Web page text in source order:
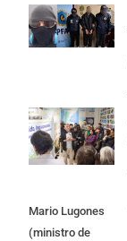
Mario Lugones
(ministro de